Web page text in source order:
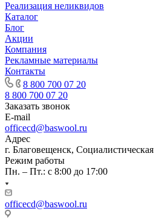
Реализация неликвидов
Каталог
Блог
Акции
Компания
Рекламные материалы
Контакты
8 800 700 07 20
8 800 700 07 20
Заказать звонок
E-mail
officecd@baswool.ru
Адрес
г. Благовещенск, Социалистическая
Режим работы
Пн. – Пт.: с 8:00 до 17:00
officecd@baswool.ru